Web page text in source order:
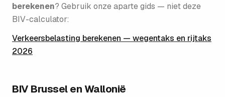
berekenen? Gebruik onze aparte gids — niet deze
BIV-calculator:
Verkeersbelasting berekenen — wegentaks en rijtaks
2026
BIV Brussel en Wallonië